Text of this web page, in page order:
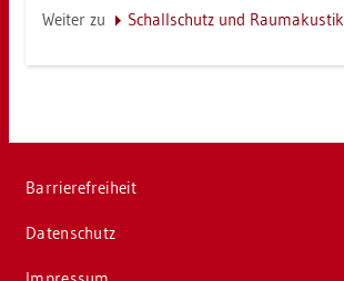
Wei­ter zu Schall­schutz und Raum­akus­tik
Bar­rie­re­frei­heit
Da­ten­schutz